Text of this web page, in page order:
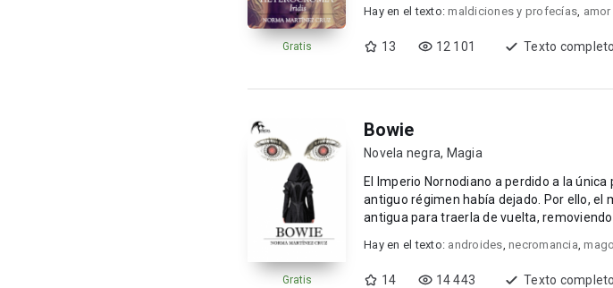
Gratis
Hay en el texto:maldiciones y profecías,
13 12 101 Texto completo
Gratis
Bowie
Novela negra, Magia
El Imperio Nornodiano a perdido a la
antiguo régimen había dejado. Por ello, el
antigua para traerla de vuelta,
Hay en el texto: androides, necromancia,
14 14 443 Texto completo